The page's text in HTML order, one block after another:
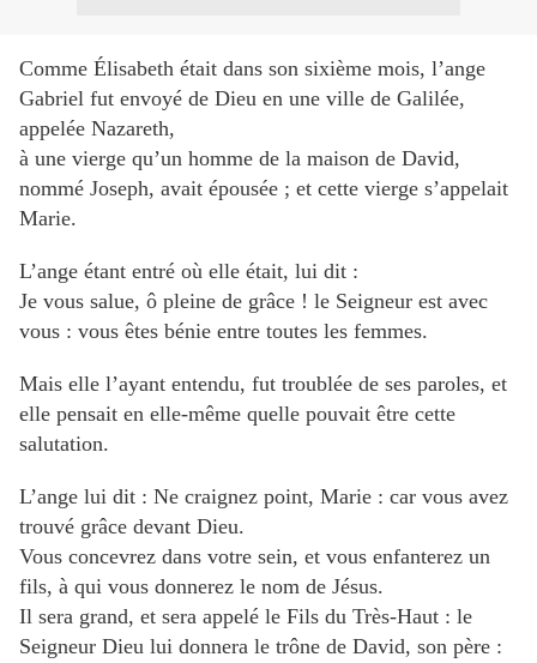
Comme Élisabeth était dans son sixième mois, l’ange
Gabriel fut envoyé de Dieu en une ville de Galilée,
appelée Nazareth,
à une vierge qu’un homme de la maison de David,
nommé Joseph, avait épousée ; et cette vierge s’appelait
Marie.
L’ange étant entré où elle était, lui dit :
Je vous salue, ô pleine de grâce ! le Seigneur est avec
vous : vous êtes bénie entre toutes les femmes.
Mais elle l’ayant entendu, fut troublée de ses paroles, et
elle pensait en elle-même quelle pouvait être cette
salutation.
L’ange lui dit : Ne craignez point, Marie : car vous avez
trouvé grâce devant Dieu.
Vous concevrez dans votre sein, et vous enfanterez un
fils, à qui vous donnerez le nom de Jésus.
Il sera grand, et sera appelé le Fils du Très-Haut : le
Seigneur Dieu lui donnera le trône de David, son père :